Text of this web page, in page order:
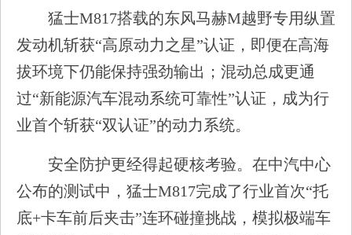
猛士M817搭载的东风马赫M越野专用纵置
发动机斩获“高原动力之星”认证，即便在高海
拔环境下仍能保持强劲输出；混动总成更通
过“新能源汽车混动系统可靠性”认证，成为行
业首个斩获“双认证”的动力系统。
安全防护更经得起硬核考验。在中汽中心
公布的测试中，猛士M817完成了行业首次“托
底+卡车前后夹击”连环碰撞挑战，模拟极端车